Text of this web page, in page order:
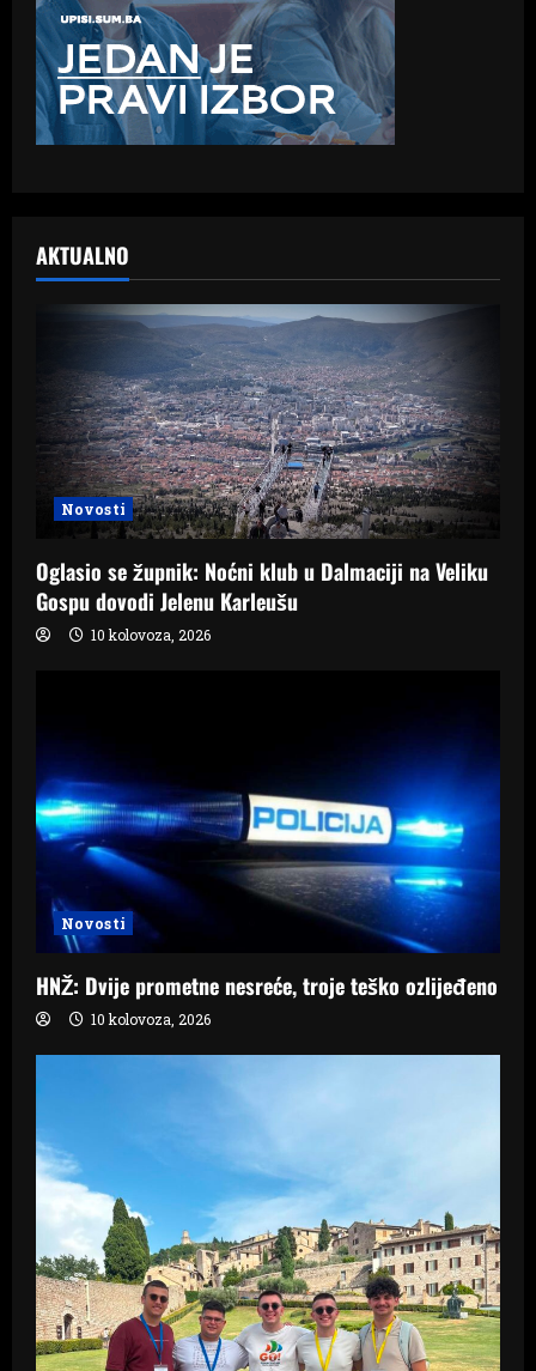
AKTUALNO
Novosti
Oglasio se župnik: Noćni klub u Dalmaciji na Veliku
Gospu dovodi Jelenu Karleušu
10 kolovoza, 2026
Novosti
HNŽ: Dvije prometne nesreće, troje teško ozlijeđeno
10 kolovoza, 2026